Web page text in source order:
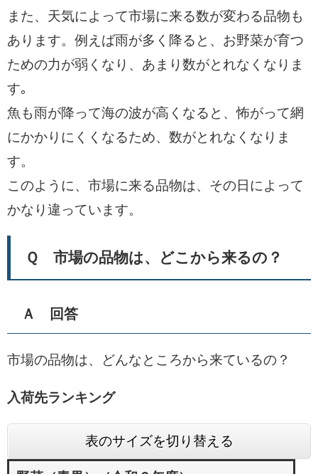
また、天気によって市場に来る数が変わる品物も
あります。例えば雨が多く降ると、お野菜が育つ
ための力が弱くなり、あまり数がとれなくなりま
す｡
魚も雨が降って海の波が高くなると、怖がって網
にかかりにくくなるため、数がとれなくなりま
す。
このように、市場に来る品物は、その日によって
かなり違っています。
Ｑ 市場の品物は、どこから来るの？
Ａ 回答
市場の品物は、どんなところから来ているの？
入荷先ランキング
表のサイズを切り替える